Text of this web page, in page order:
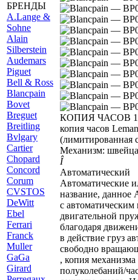
БРЕНДЫ
A.Lange &
Sohne
Alain
Silberstein
Audemars
Piguet
Bell & Ross
Blancpain
Bovet
Breguet
Breitling
Bvlgary
Cartier
Chopard
Concord
Corum
CVSTOS
DeWitt
Ebel
Ferrari
Franck
Muller
GaGa
Girard
КОПИЯ ЧАСОВ
копия часов
(лимитированная
Механизм:
Î
Автоматический
Автоматические
название, данное
с автоматическим
двигательной
благодаря
в действие груз
свободно
, копия
полуколебаний/